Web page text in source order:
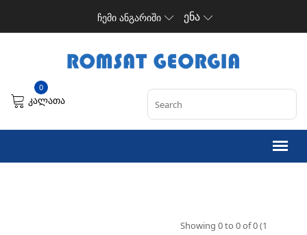
ჩემი ანგარიში ენა
0
კალათა
Showing 0 to 0 of 0 (1